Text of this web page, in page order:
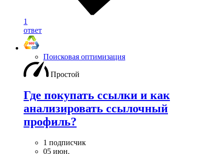
1
ответ
Поисковая оптимизация
Простой
Где покупать ссылки и как
анализировать ссылочный
профиль?
1 подписчик
05 июн.